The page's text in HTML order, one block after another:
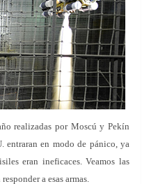
realizadas por Moscú y Pekín
entraran en modo de pánico, ya
eran ineficaces. Veamos las
a esas armas.